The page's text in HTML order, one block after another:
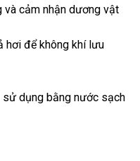
chợ
và cảm nhận dương vật
hơi rẻ
để không khí lưu
sử dụng bằng nước sạch